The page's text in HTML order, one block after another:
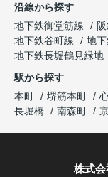
沿線から探す
地下鉄御堂筋線
地下鉄谷町線
地
地下鉄長堀鶴見緑地
駅から探す
本町
堺筋本町
長堀橋
南森町
株式